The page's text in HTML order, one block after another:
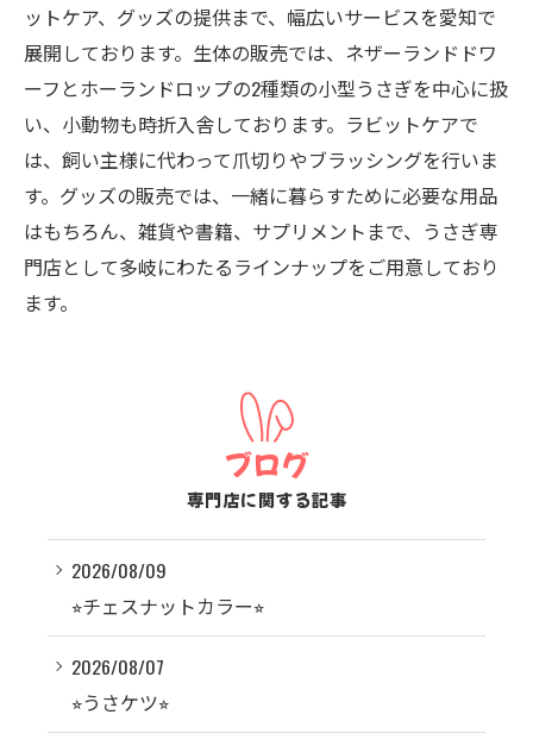
ットケア、グッズの提供まで、幅広いサービスを愛知で
展開しております。生体の販売では、ネザーランドドワ
ーフとホーランドロップの2種類の小型うさぎを中心に扱
い、小動物も時折入舎しております。ラビットケアで
は、飼い主様に代わって爪切りやブラッシングを行いま
す。グッズの販売では、一緒に暮らすために必要な用品
はもちろん、雑貨や書籍、サプリメントまで、うさぎ専
門店として多岐にわたるラインナップをご用意しており
ます。
ブログ
専門店に関する記事
2026/08/09
⭐︎チェスナットカラー⭐︎
2026/08/07
⭐︎うさケツ⭐︎